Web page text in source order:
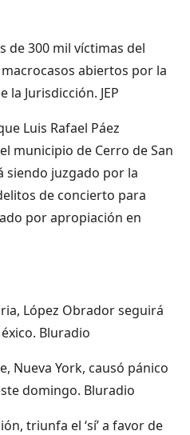
de 300 mil víctimas del
abiertos por la
la Jurisdicción. JEP
Luis Rafael Páez
municipio de Cerro de San
siendo juzgado por la
de concierto para
por apropiación en
López Obrador seguirá
Bluradio
Nueva York, causó pánico
domingo. Bluradio
triunfa el ‘sí’ a favor de